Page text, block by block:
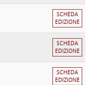
SCHEDA
EDIZIONE
SCHEDA
EDIZIONE
SCHEDA
EDIZIONE